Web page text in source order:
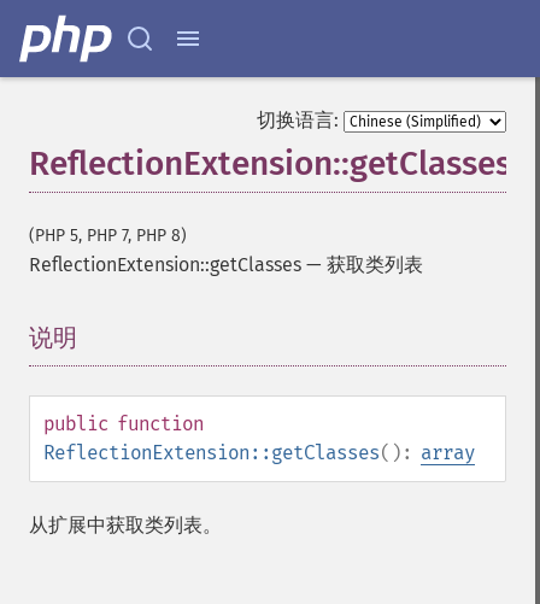
切换语言:
ReflectionExtension::getClasses
(PHP 5, PHP 7, PHP 8)
ReflectionExtension::getClasses — 获取类列表
说明
public function
ReflectionExtension::getClasses(): array
从扩展中获取类列表。